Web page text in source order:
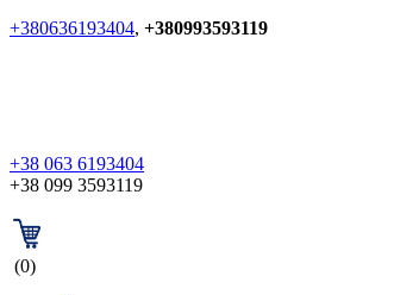
+380636193404, +380993593119
+38 063 6193404
+38 099 3593119
(0)